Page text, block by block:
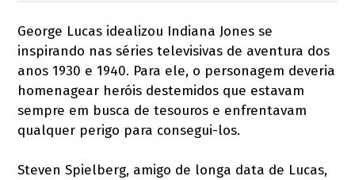
George Lucas idealizou Indiana Jones se
inspirando nas séries televisivas de aventura dos
anos 1930 e 1940. Para ele, o personagem deveria
homenagear heróis destemidos que estavam
sempre em busca de tesouros e enfrentavam
qualquer perigo para consegui-los.
Steven Spielberg, amigo de longa data de Lucas,